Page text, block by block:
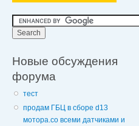
Новые обсуждения
форума
тест
продам ГБЦ в сборе d13
мотора.со всеми датчиками и